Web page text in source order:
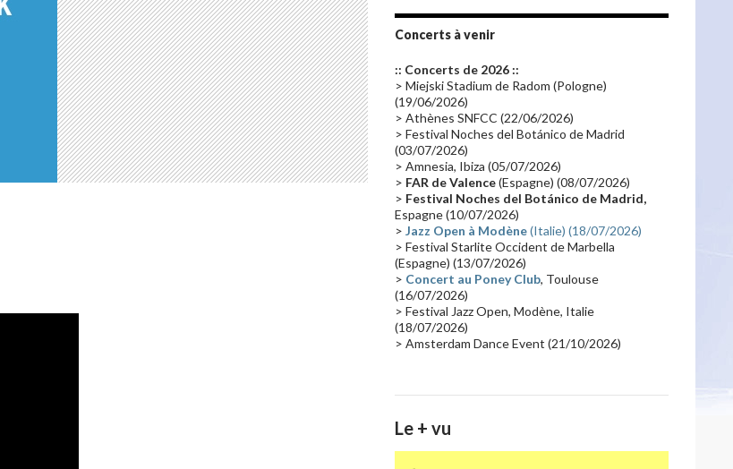
Promo 2019
Emissions 2010 Disques rares
Synthé 70's(20)
Claviériste(19) Groupe de Recherche Musicale
France 2 (18)
Critique(17) Coffret(17) Chronologie(16)
Passages radio(16)
Synthé 80's(16) Les concerts en Chine (16)
Cinéma(16) Houston
Synthé Roland Belgique
Récompense(14) Collaborations 70's(14)
Astronomie(14) France Inter(14)
Concerts à venir
:: Concerts de 2026 ::
> Miejski Stadium de Radom (Pologne)
(19/06/2026)
> Athènes SNFCC (22/06/2026)
> Festival Noches del Botánico de Madrid
(03/07/2026)
> Amnesia, Ibiza (05/07/2026)
> FAR de Valence(Espagne) (08/07/2026)
> Festival Noches del Botánico de Madrid,
Espagne (10/07/2026)
> Jazz Open à Modène(Italie) (18/07/2026)
> Festival Starlite Occident de Marbella
(Espagne) (13/07/2026)
> Concert au Poney Club, Toulouse
(16/07/2026)
> Festival Jazz Open, Modène, Italie
(18/07/2026)
> Amsterdam Dance Event (21/10/2026)
Le + vu